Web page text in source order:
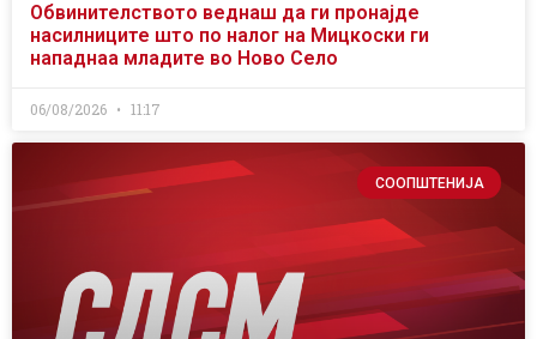
Обвинителството веднаш да ги пронајде
насилниците што по налог на Мицкоски ги
нападнаа младите во Ново Село
06/08/2026 11:17
СООПШТЕНИЈА